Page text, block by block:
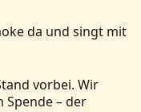
da und singt mit
vorbei. Wir
Spende – der